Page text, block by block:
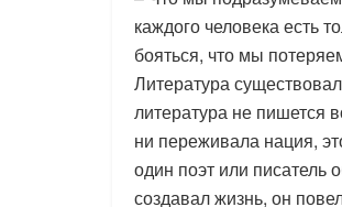
каждого человека есть
бояться, что мы
Литература
литература не пишется
ни переживала нация,
один поэт или писатель
создавал жизнь, он